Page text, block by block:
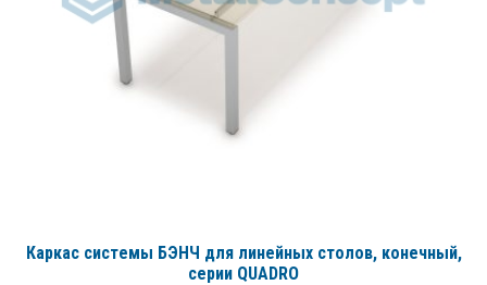
Каркас системы БЭНЧ для линейных столов, конечный,
серии QUADRO